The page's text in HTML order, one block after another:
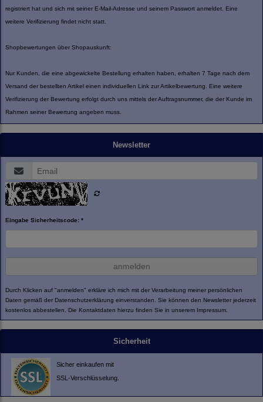
registriert hat und sich mit seiner E-Mail-Adresse und seinem Passwort anmeldet. Eine
weitere Verifizierung findet nicht statt.
Shopbewertungen über Shopauskunft:
Nur Kunden, die eine abgewickelte Bestellung erhalten haben, erhalten 7 Tage nach dem
Versand der bestellten Artikel einen individuellen Link zur Artikelbewertung. Eine weitere
Verifizierung der Bewertung erfolgt durch uns mittels der Auftragsnummer, die der Kunde im
Rahmen seiner Bewertung angeben muss.
Newsletter
Eingabe Sicherheitscode: *
anmelden
Durch Klicken auf "anmelden" erkläre ich mich mit der Verarbeitung meiner persönlichen
Daten gemäß der Datenschutzerklärung einverstanden. Sie können den Newsletter jederzeit
kostenlos abbestellen. Die Kontaktdaten hierzu finden Sie in unserem Impressum.
Sicherheit
Sicher einkaufen mit
SSL-Verschlüsselung.